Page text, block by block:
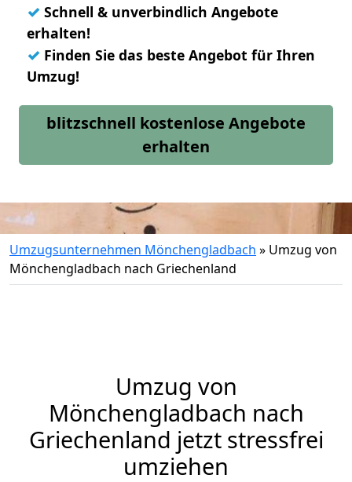
✓ Schnell & unverbindlich Angebote
erhalten!
✓ Finden Sie das beste Angebot für Ihren
Umzug!
blitzschnell kostenlose Angebote
erhalten
Umzugsunternehmen Mönchengladbach » Umzug von
Mönchengladbach nach Griechenland
Umzug von
Mönchengladbach nach
Griechenland jetzt stressfrei
umziehen